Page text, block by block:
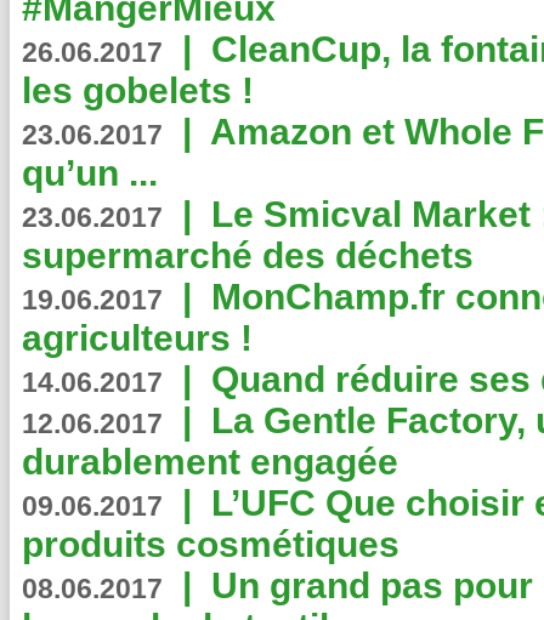
26.06.2017 | CleanCup, la
les gobelets !
23.06.2017 | Amazon et Whole
qu’un ...
23.06.2017 | Le Smicval
supermarché des déchets
19.06.2017 | MonChamp.fr
agriculteurs !
14.06.2017 | Quand réduire
12.06.2017 | La Gentle
durablement engagée
09.06.2017 | L’UFC Que
produits cosmétiques
08.06.2017 | Un grand pas